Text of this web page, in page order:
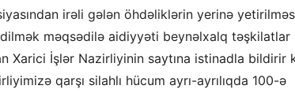
irəli gələn öhdəliklərin yerinə
məqsədilə aidiyyəti beynəlxalq təşkilatlar
Xarici İşlər Nazirliyinin saytına istinadla bildirir
qarşı silahlı hücum ayrı-ayrılıqda 100-ə